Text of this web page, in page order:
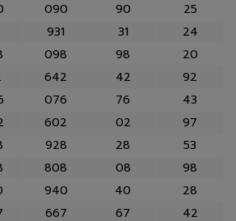
090 90
25
931 31
24
098 98
20
642 42
92
076 76
43
602 02
97
928 28
53
808 08
98
940 40
28
667 67 42